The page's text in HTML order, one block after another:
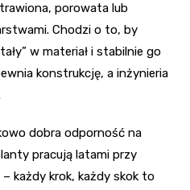
porowata lub
Chodzi o to, by
w materiał i stabilnie go
konstrukcję, a inżynieria
dobra odporność na
pracują latami przy
każdy krok, każdy skok to